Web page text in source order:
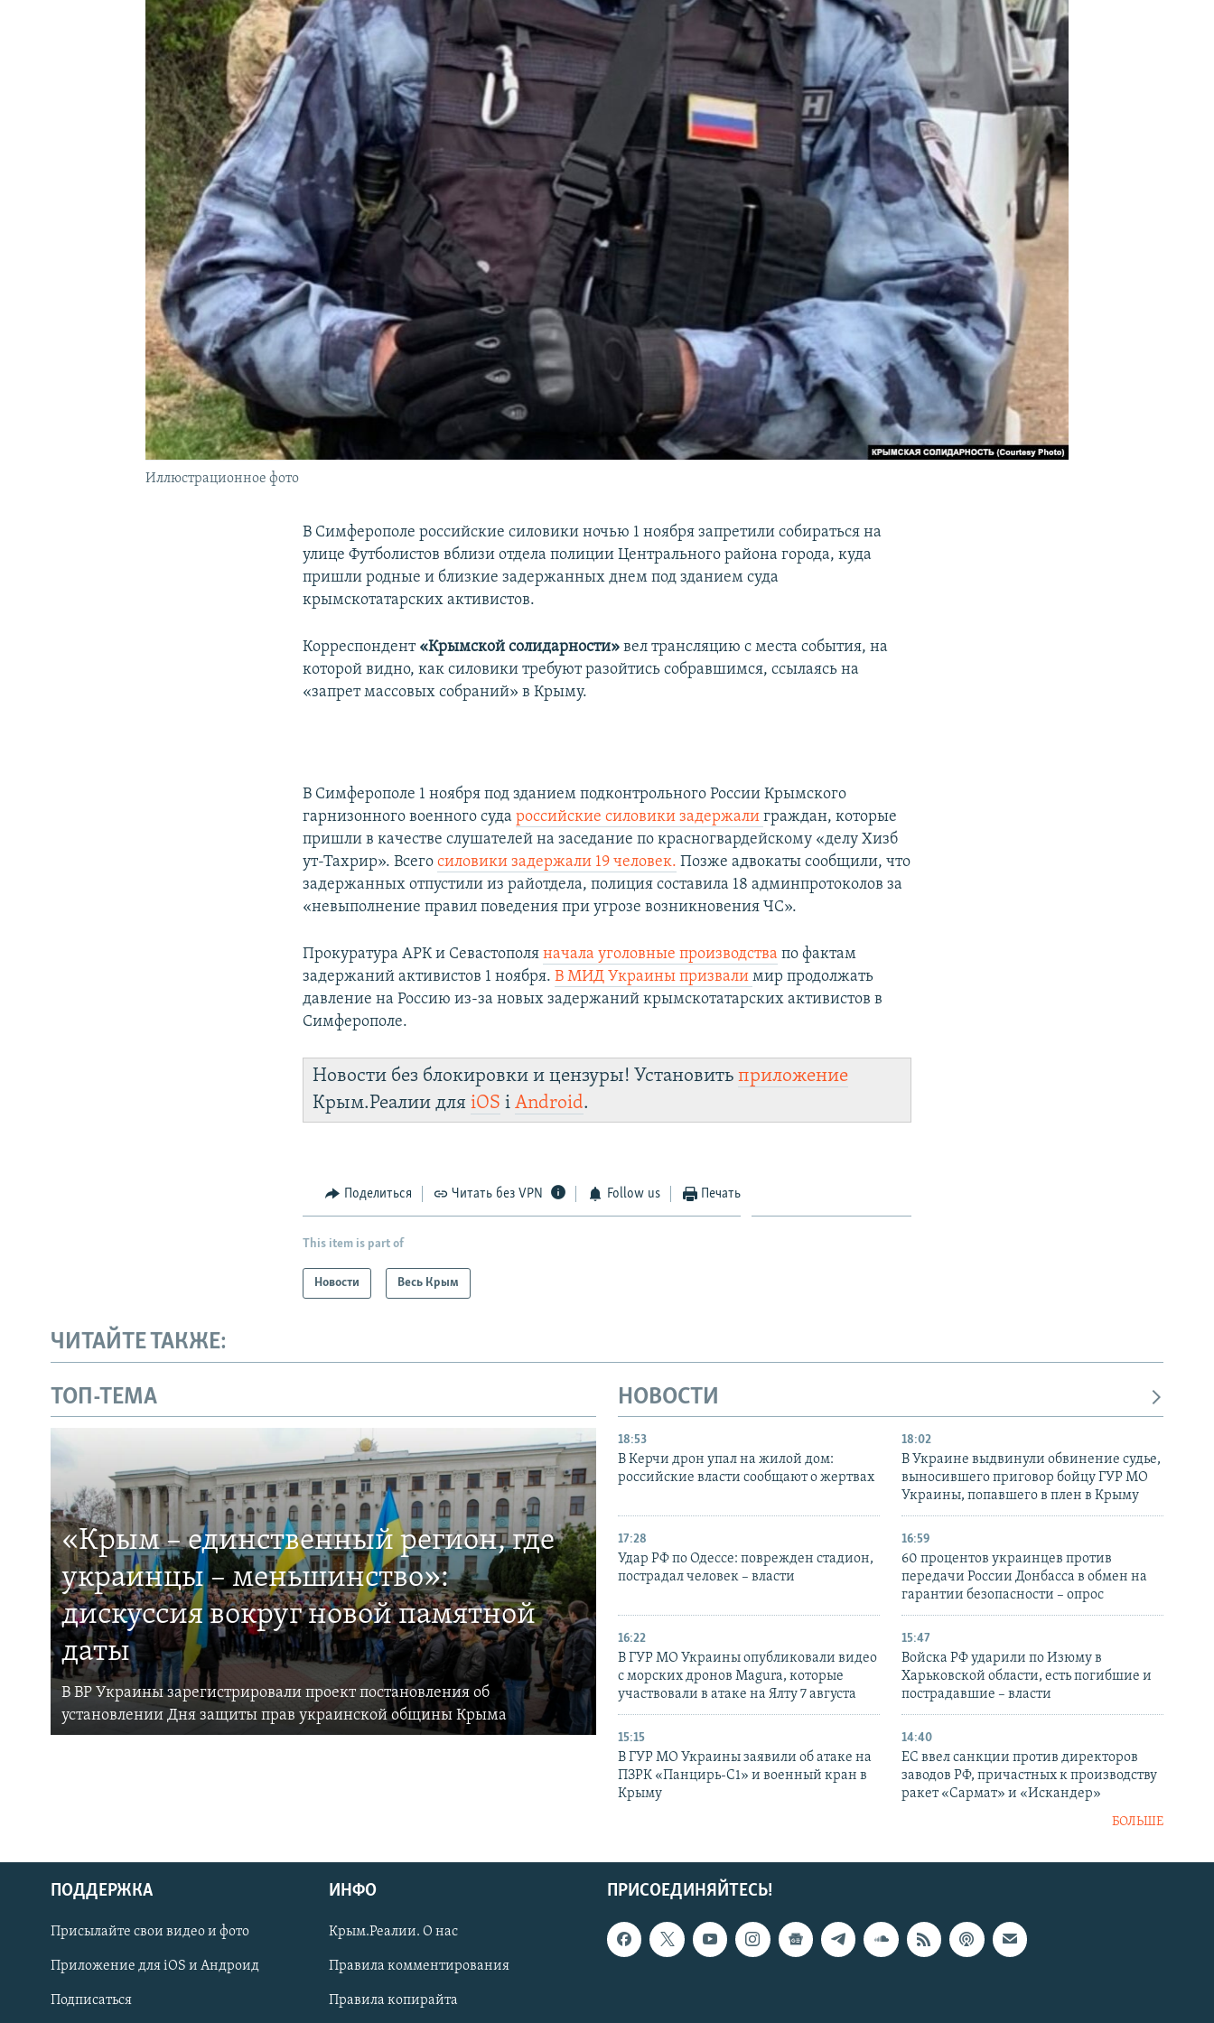
КРЫМ.НЕПОКОРЕННЫЙ
УКРАИНСКАЯ ПРОБЛЕМА КРЫМА
Українською
Qırımtatar
ПРИСОЕДИНЯЙТЕСЬ!
Иллюстрационное фото
В Симферополе российские силовики ночью 1 ноября запретили собираться на
улице Футболистов вблизи отдела полиции Центрального района города, куда
пришли родные и близкие задержанных днем под зданием суда
крымскотатарских активистов.
Корреспондент «Крымской солидарности» вел трансляцию с места события, на
которой видно, как силовики требуют разойтись собравшимся, ссылаясь на
«запрет массовых собраний» в Крыму.
В Симферополе 1 ноября под зданием подконтрольного России Крымского
гарнизонного военного судароссийские силовики задержалиграждан, которые
пришли в качестве слушателей на заседание по красногвардейскому «делу Хизб
ут-Тахрир». Всегосиловики задержали 19 человек. Позже адвокаты сообщили, что
задержанных отпустили из райотдела, полиция составила 18 админпротоколов за
«невыполнение правил поведения при угрозе возникновения ЧС».
Прокуратура АРК и Севастополяначала уголовные производства по фактам
задержаний активистов 1 ноября.В МИД Украины призвалимир продолжать
давление на Россию из-за новых задержаний крымскотатарских активистов в
Симферополе.
Новости без блокировки и цензуры! Установитьприложение
Крым.Реалии дляiOS іAndroid.
Поделиться Читать без VPN Follow us Печать
This item is part of
Новости Весь Крым
ЧИТАЙТЕ ТАКЖЕ:
ТОП-ТЕМА
«Крым – единственный регион, где
украинцы – меньшинство»:
дискуссия вокруг новой памятной
даты
В ВР Украины зарегистрировали проект постановления об
установлении Дня защиты прав украинской общины Крыма
НОВОСТИ
18:53
В Керчи дрон упал на жилой дом:
российские власти сообщают о жертвах
18:02
В Украине выдвинули обвинение судье,
выносившего приговор бойцу ГУР МО
Украины, попавшего в плен в Крыму
17:28
Удар РФ по Одессе: поврежден стадион,
пострадал человек – власти
16:59
60 процентов украинцев против
передачи России Донбасса в обмен на
гарантии безопасности – опрос
16:22
В ГУР МО Украины опубликовали видео
с морских дронов Magura, которые
участвовали в атаке на Ялту 7 августа
15:47
Войска РФ ударили по Изюму в
Харьковской области, есть погибшие и
пострадавшие – власти
15:15
В ГУР МО Украины заявили об атаке на
ПЗРК «Панцирь-С1» и военный кран в
Крыму
14:40
ЕС ввел санкции против директоров
заводов РФ, причастных к производству
ракет «Сармат» и «Искандер»
БОЛЬШЕ
ПРИСОЕДИНЯЙТЕСЬ!
ПОДДЕРЖКА
Присылайте свои видео и фото
Приложение для iOS и Андроид
Подписаться
ИНФО
Крым.Реалии. О нас
Правила комментирования
Правила копирайта